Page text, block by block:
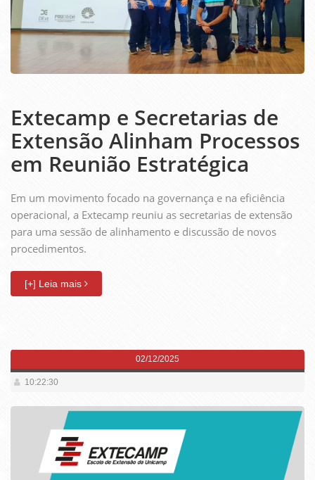
Extecamp e Secretarias de
Extensão Alinham Processos
em Reunião Estratégica
Em um movimento focado na governança e na eficiência
operacional, a Extecamp reuniu as secretarias de extensão
para uma sessão de alinhamento e discussão de novos
procedimentos.
[+] Leia mais
02/12/2025
10:22:30